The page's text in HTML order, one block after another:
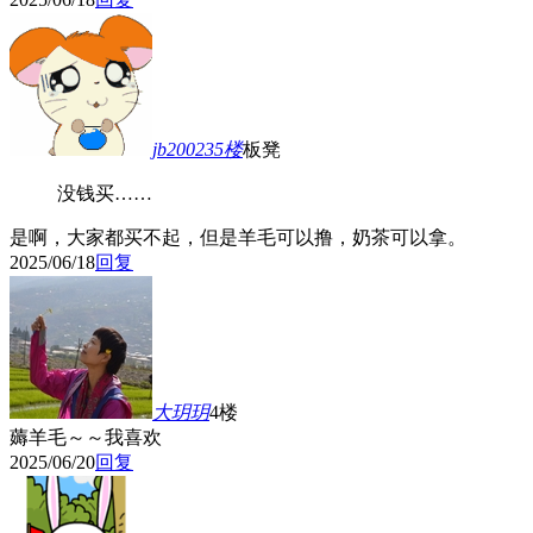
jb200235楼板凳
没钱买……
是啊，大家都买不起，但是羊毛可以撸，奶茶可以拿。
2025/06/18回复
大玥玥4楼
薅羊毛～～我喜欢
2025/06/20回复